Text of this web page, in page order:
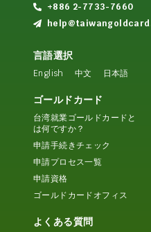
+886 2-7733-7660
言語選択
English 中文 日本語
ゴールドカード
台湾就業ゴールドカードと
は何ですか？
申請手続きチェック
申請プロセス一覧
申請資格
ゴールドカードオフィス
よくある質問